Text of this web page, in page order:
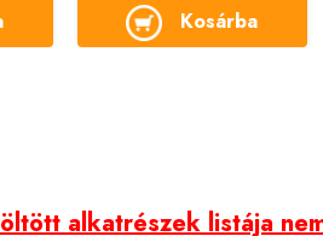
Kosárba
alkatrészek listája